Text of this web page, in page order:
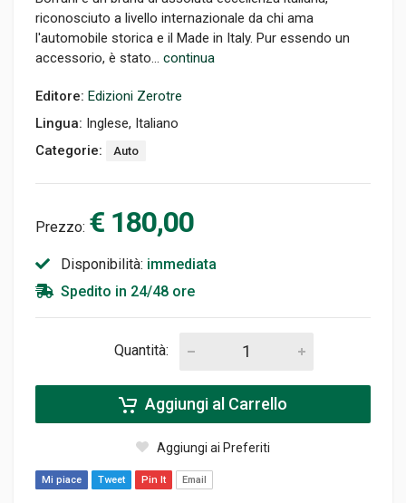
riconosciuto a livello internazionale da chi ama
l'automobile storica e il Made in Italy. Pur essendo un
accessorio, è stato... continua
Editore: Edizioni Zerotre
Lingua: Inglese, Italiano
Categorie:
Auto
Prezzo: € 180,00
Disponibilità: immediata
Spedito in 24/48 ore
Quantità:
Aggiungi al Carrello
Aggiungi ai Preferiti
Mi piace Tweet Pin It Email